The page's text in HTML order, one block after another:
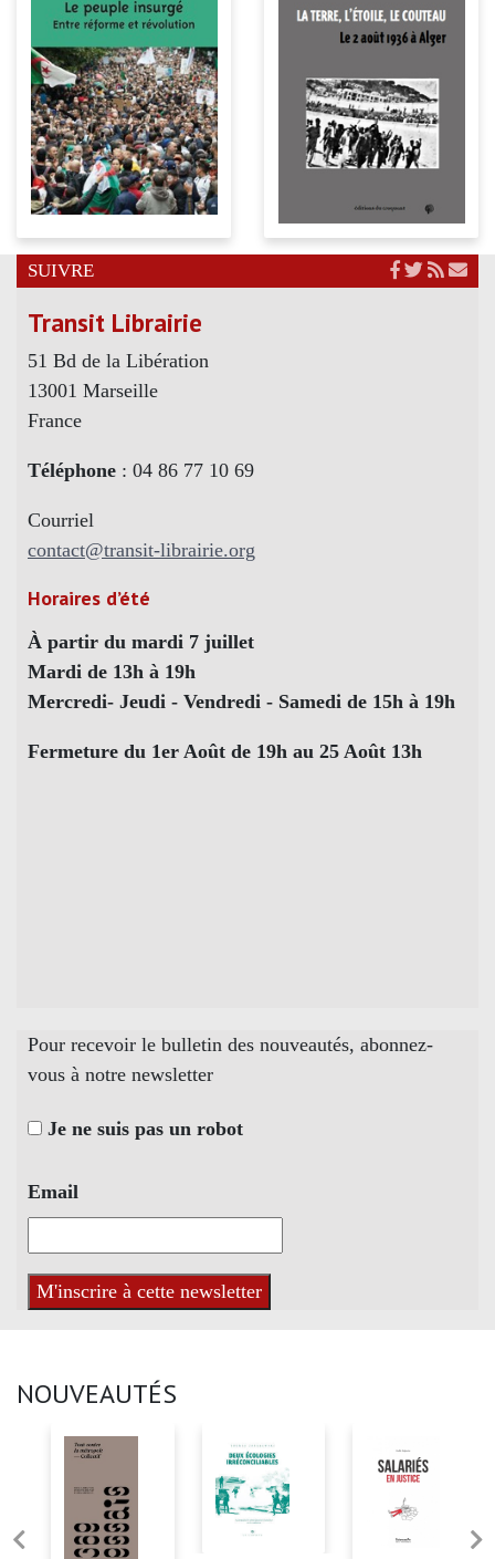
SUIVRE
Transit Librairie
51 Bd de la Libération
13001 Marseille
France
Téléphone : 04 86 77 10 69
Courriel
contact@transit-librairie.org
Horaires d’été
À partir du mardi 7 juillet
Mardi de 13h à 19h
Mercredi- Jeudi - Vendredi - Samedi de 15h à 19h
Fermeture du 1er Août de 19h au 25 Août 13h
Pour recevoir le bulletin des nouveautés, abonnez-
vous à notre newsletter
Je ne suis pas un robot
Email
NOUVEAUTÉS